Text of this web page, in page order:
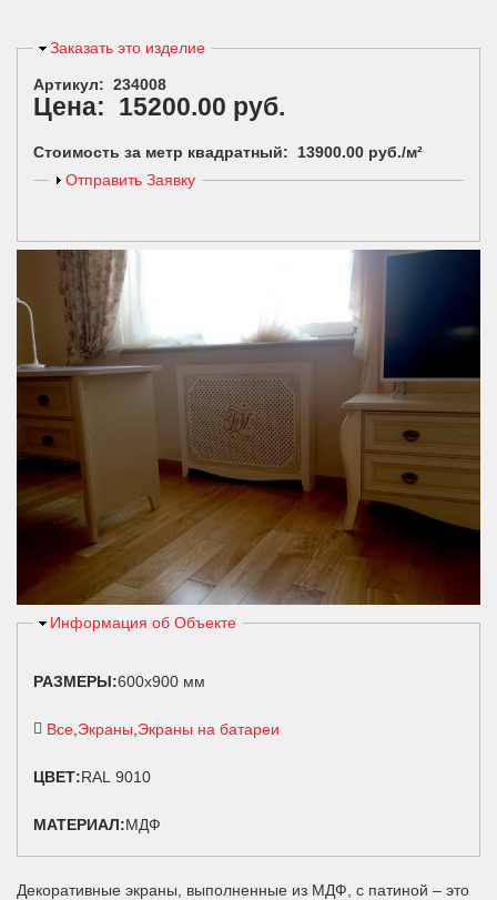
Скрыть
Заказать это изделие
Артикул: 234008
Цена: 15200.00 руб.
Стоимость за метр квадратный: 13900.00 руб./м²
Показать
Отправить Заявку
Скрыть
Информация об Объекте
РАЗМЕРЫ:600х900 мм
Все Экраны Экраны на батареи
ЦВЕТ:RAL 9010
МАТЕРИАЛ:МДФ
Декоративные экраны, выполненные из МДФ, с патиной – это